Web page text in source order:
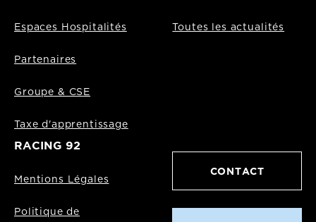
Espaces Hospitalités
Partenaires
Groupe & CSE
Taxe d'apprentissage
Toutes les actualités
RACING 92
Mentions Légales
Politique de
CONTACT